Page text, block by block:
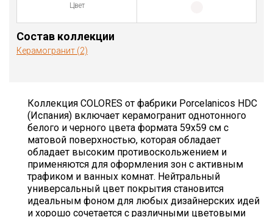
Цвет
Состав коллекции
Керамогранит (2)
Коллекция COLORES от фабрики Porcelanicos HDC
(Испания) включает керамогранит однотонного
белого и черного цвета формата 59х59 см с
матовой поверхностью, которая обладает
обладает высоким противоскольжением и
применяются для оформления зон с активным
трафиком и ванных комнат. Нейтральный
универсальный цвет покрытия становится
идеальным фоном для любых дизайнерских идей
и хорошо сочетается с различными цветовыми